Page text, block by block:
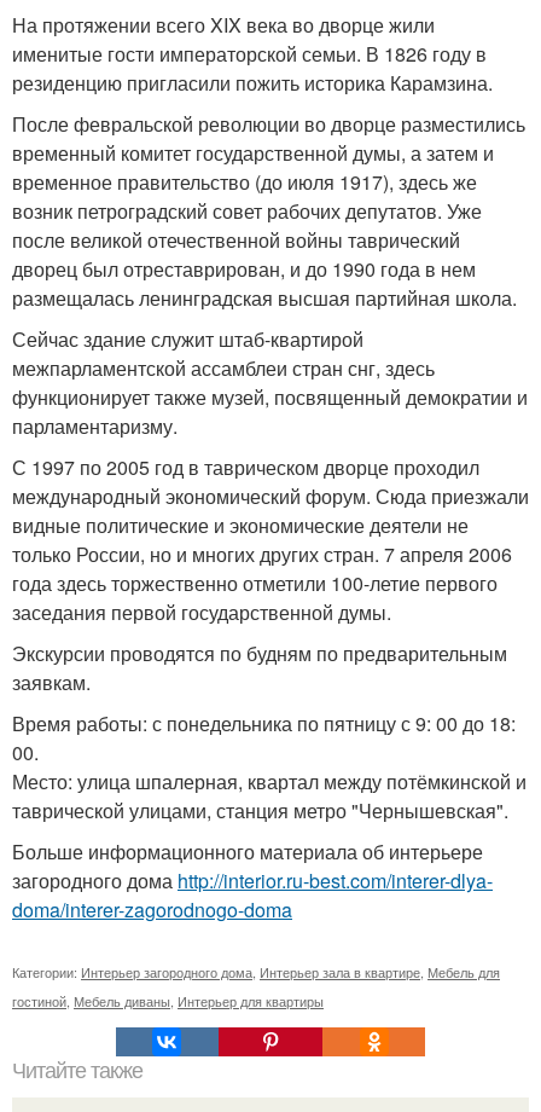
На протяжении всего XIX века во дворце жили
именитые гости императорской семьи. В 1826 году в
резиденцию пригласили пожить историка Карамзина.
После февральской революции во дворце разместились
временный комитет государственной думы, а затем и
временное правительство (до июля 1917), здесь же
возник петроградский совет рабочих депутатов. Уже
после великой отечественной войны таврический
дворец был отреставрирован, и до 1990 года в нем
размещалась ленинградская высшая партийная школа.
Сейчас здание служит штаб-квартирой
межпарламентской ассамблеи стран снг, здесь
функционирует также музей, посвященный демократии и
парламентаризму.
С 1997 по 2005 год в таврическом дворце проходил
международный экономический форум. Сюда приезжали
видные политические и экономические деятели не
только России, но и многих других стран. 7 апреля 2006
года здесь торжественно отметили 100-летие первого
заседания первой государственной думы.
Экскурсии проводятся по будням по предварительным
заявкам.
Время работы: с понедельника по пятницу с 9: 00 до 18:
00.
Место: улица шпалерная, квартал между потёмкинской и
таврической улицами, станция метро "Чернышевская".
Больше информационного материала об интерьере
загородного дома http://interior.ru-best.com/interer-dlya-
doma/interer-zagorodnogo-doma
Категории: Интерьер загородного дома Интерьер зала в квартире Мебель для
гостиной Мебель диваны Интерьер для квартиры
Читайте также